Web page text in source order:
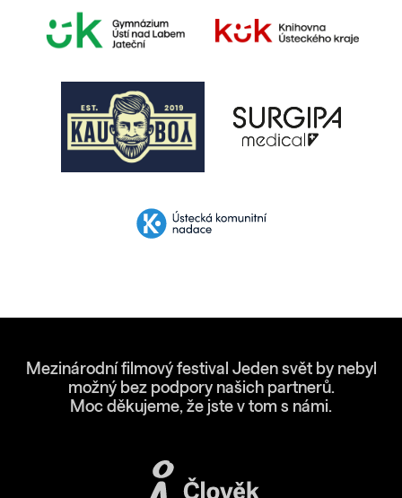
Mezinárodní filmový festival Jeden svět by nebyl
možný bez podpory našich partnerů.
Moc děkujeme, že jste v tom s námi.